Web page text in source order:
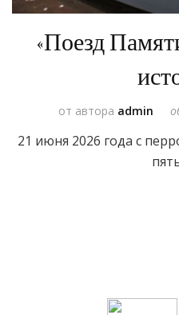
«Поезд
от автора admin
21 июня 2026 года с